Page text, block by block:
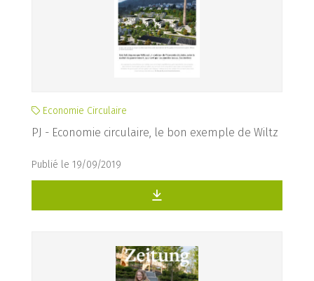
Economie Circulaire
PJ - Economie circulaire, le bon exemple de Wiltz
Publié le 19/09/2019